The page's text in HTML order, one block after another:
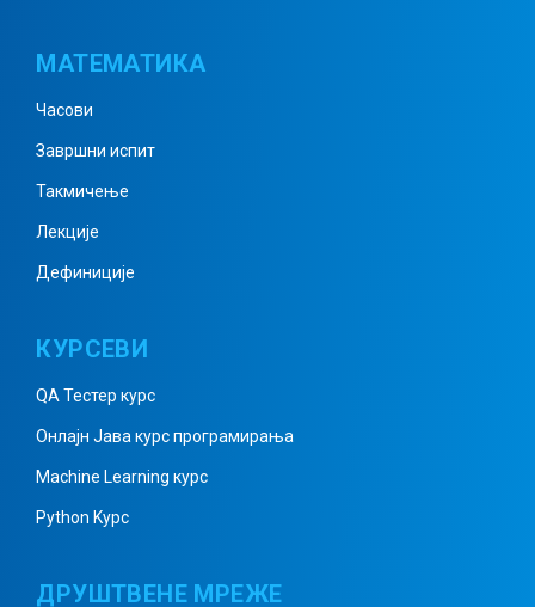
дефиниције и особине
Углови и праве – дефиниције и
особине
Сличност троуглова –
дефиниције и особине
особине
МАТЕМАТИКА
Часови
Завршни испит
Такмичење
Лекције
Дефиниције
КУРСЕВИ
QA Тестер курс
Онлајн Јава курс програмирања
Machine Learning курс
Python Kурс
ДРУШТВЕНЕ МРЕЖЕ